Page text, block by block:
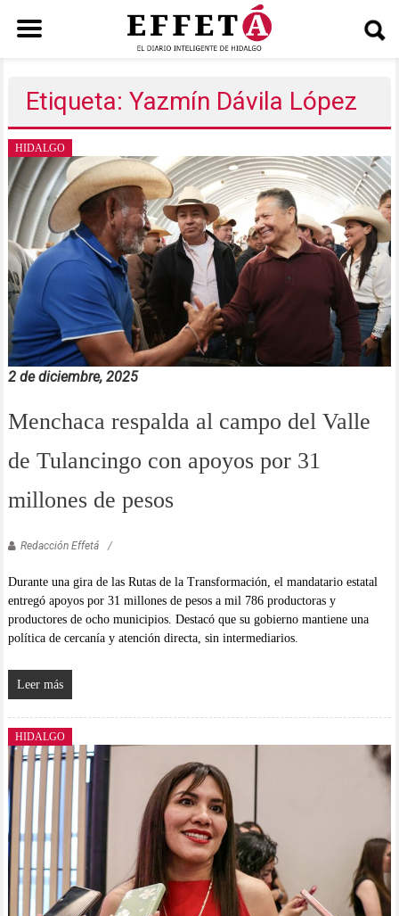
contenidoEtiqueta: Yazmín Dávila López
HIDALGO
2 de diciembre, 2025
Menchaca respalda al campo del Valle
de Tulancingo con apoyos por 31
millones de pesos
Redacción Effetá
Durante una gira de las Rutas de la Transformación, el mandatario estatal
entregó apoyos por 31 millones de pesos a mil 786 productoras y
productores de ocho municipios. Destacó que su gobierno mantiene una
política de cercanía y atención directa, sin intermediarios.
Leer más
HIDALGO